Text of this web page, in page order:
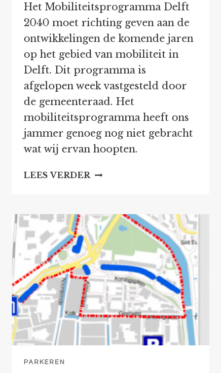
Het Mobiliteitsprogramma Delft
2040 moet richting geven aan de
ontwikkelingen de komende jaren
op het gebied van mobiliteit in
Delft. Dit programma is
afgelopen week vastgesteld door
de gemeenteraad. Het
mobiliteitsprogramma heeft ons
jammer genoeg nog niet gebracht
wat wij ervan hoopten.
LEES VERDER HET
IS
DEFINITIEF
PARKEREN